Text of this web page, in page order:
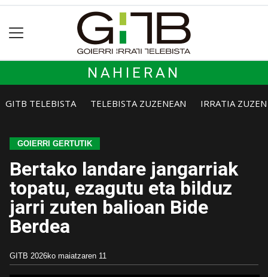
NAHIERAN
GITB TELEBISTA TELEBISTA ZUZENEAN IRRATIA
GOIERRI GERTUTIK
Bertako landare jangarriak
topatu, ezagutu eta bilduz
jarri zuten balioan Bide
Berdea
GITB 2026ko maiatzaren 11